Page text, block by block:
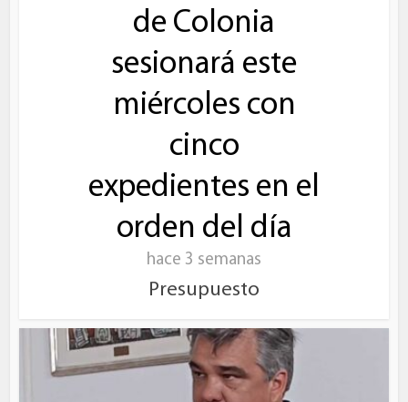
de Colonia
sesionará este
miércoles con
cinco
expedientes en el
orden del día
hace 3 semanas
Presupuesto